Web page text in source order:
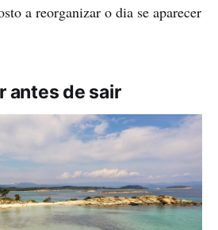
a reorganizar o dia se aparecer
antes de sair